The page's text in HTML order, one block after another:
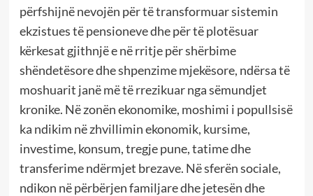
përfshijnë nevojën për të transformuar sistemin
ekzistues të pensioneve dhe për të plotësuar
kërkesat gjithnjë e në rritje për shërbime
shëndetësore dhe shpenzime mjekësore, ndërsa të
moshuarit janë më të rrezikuar nga sëmundjet
kronike. Në zonën ekonomike, moshimi i popullsisë
ka ndikim në zhvillimin ekonomik, kursime,
investime, konsum, tregje pune, tatime dhe
transferime ndërmjet brezave. Në sferën sociale,
ndikon në përbërjen familjare dhe jetesën dhe